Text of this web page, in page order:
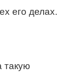
его делах.
такую